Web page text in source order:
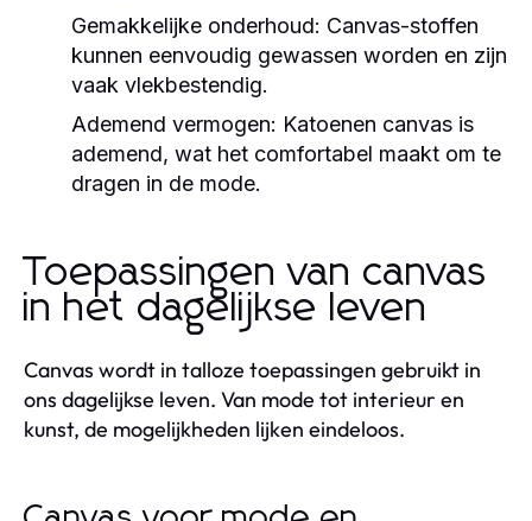
Gemakkelijke onderhoud: Canvas-stoffen
kunnen eenvoudig gewassen worden en zijn
vaak vlekbestendig.
Ademend vermogen: Katoenen canvas is
ademend, wat het comfortabel maakt om te
dragen in de mode.
Toepassingen van canvas
in het dagelijkse leven
Canvas wordt in talloze toepassingen gebruikt in
ons dagelijkse leven. Van mode tot interieur en
kunst, de mogelijkheden lijken eindeloos.